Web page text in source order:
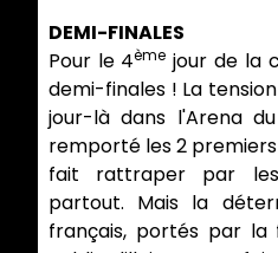
DEMI-FINALES
Pour le 4ème jour de la
demi-finales ! La
jour-là dans l'Arena
remporté les 2 premiers
fait rattraper par
partout. Mais la
français, portés par la